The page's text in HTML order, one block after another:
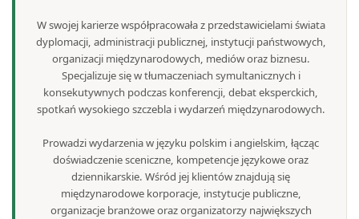
W swojej karierze współpracowała z przedstawicielami świata
dyplomacji, administracji publicznej, instytucji państwowych,
organizacji międzynarodowych, mediów oraz biznesu.
Specjalizuje się w tłumaczeniach symultanicznych i
konsekutywnych podczas konferencji, debat eksperckich,
spotkań wysokiego szczebla i wydarzeń międzynarodowych.
Prowadzi wydarzenia w języku polskim i angielskim, łącząc
doświadczenie sceniczne, kompetencje językowe oraz
dziennikarskie. Wśród jej klientów znajdują się
międzynarodowe korporacje, instytucje publiczne,
organizacje branżowe oraz organizatorzy największych